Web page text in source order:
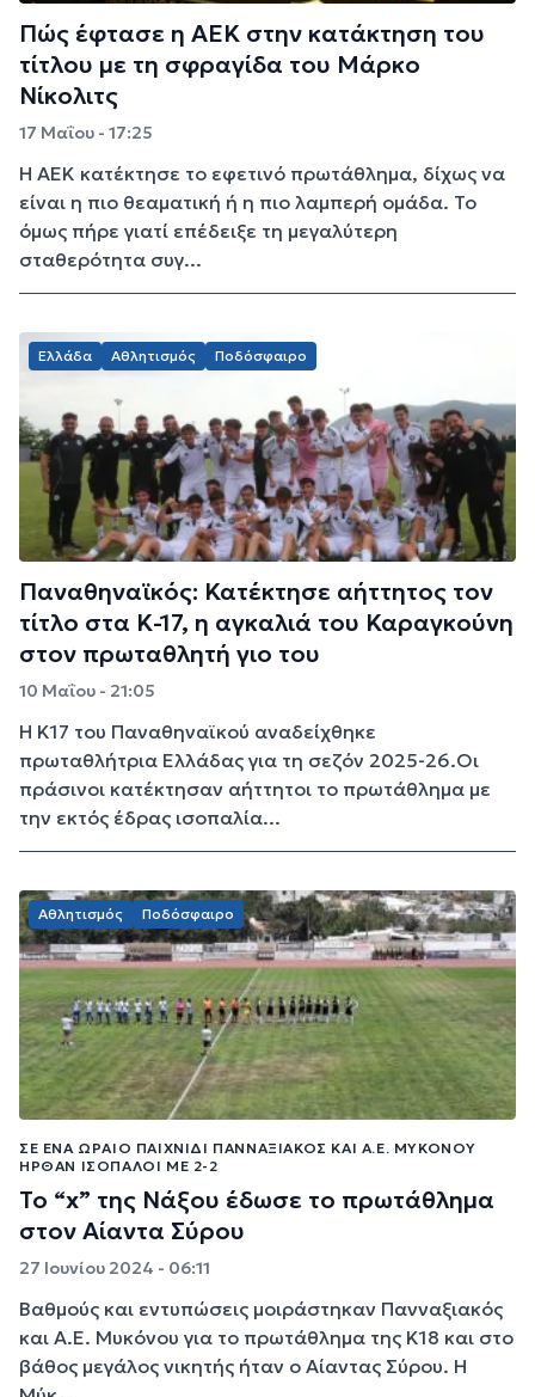
Πώς έφτασε η ΑΕΚ στην κατάκτηση του
τίτλου με τη σφραγίδα του Μάρκο
Νίκολιτς
17 Μαΐου - 17:25
Η ΑΕΚ κατέκτησε το εφετινό πρωτάθλημα, δίχως να
είναι η πιο θεαματική ή η πιο λαμπερή ομάδα. Το
όμως πήρε γιατί επέδειξε τη μεγαλύτερη
σταθερότητα συγ...
Ελλάδα Αθλητισμός Ποδόσφαιρο
Παναθηναϊκός: Κατέκτησε αήττητος τον
τίτλο στα Κ-17, η αγκαλιά του Καραγκούνη
στον πρωταθλητή γιο του
10 Μαΐου - 21:05
Η Κ17 του Παναθηναϊκού αναδείχθηκε
πρωταθλήτρια Ελλάδας για τη σεζόν 2025-26.Οι
πράσινοι κατέκτησαν αήττητοι το πρωτάθλημα με
την εκτός έδρας ισοπαλία...
Αθλητισμός Ποδόσφαιρο
ΣΕ ΈΝΑ ΩΡΑΊΟ ΠΑΙΧΝΊΔΙ ΠΑΝΝΑΞΙΑΚΌΣ ΚΑΙ Α.Ε. ΜΥΚΌΝΟΥ
ΉΡΘΑΝ ΙΣΌΠΑΛΟΙ ΜΕ 2-2
Το “x” της Νάξου έδωσε το πρωτάθλημα
στον Αίαντα Σύρου
27 Ιουνίου 2024 - 06:11
Βαθμούς και εντυπώσεις μοιράστηκαν Πανναξιακός
και Α.Ε. Μυκόνου για το πρωτάθλημα της Κ18 και στο
βάθος μεγάλος νικητής ήταν ο Αίαντας Σύρου. Η